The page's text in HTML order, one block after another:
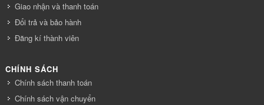
Giao nhận và thanh toán
Đổi trả và bảo hành
Đăng kí thành viên
CHÍNH SÁCH
Chính sách thanh toán
Chính sách vận chuyển